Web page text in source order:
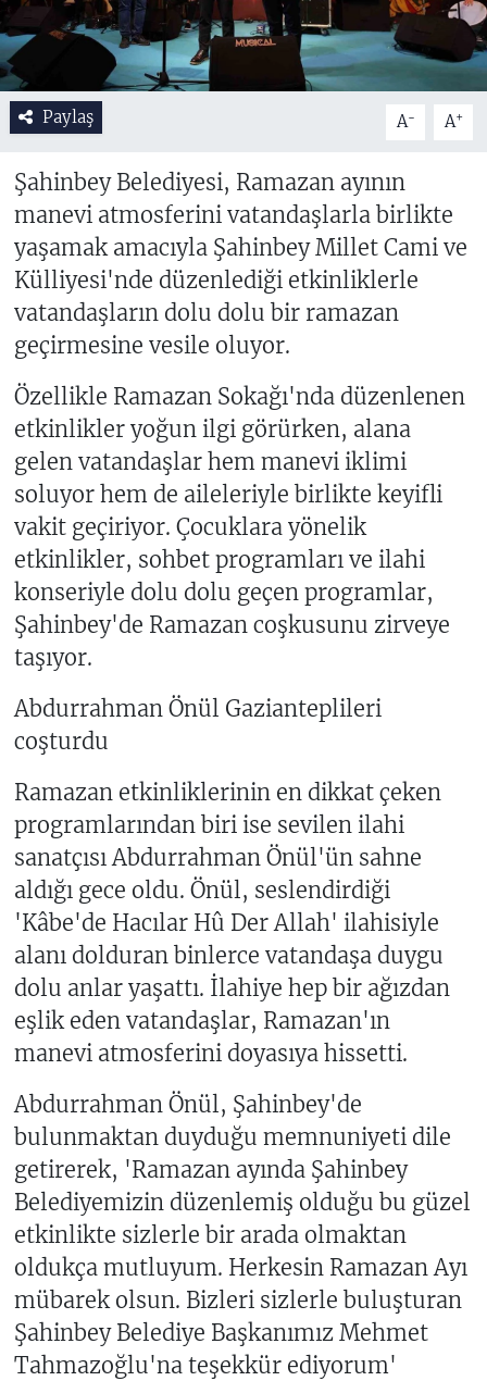
Paylaş A- A+
Şahinbey Belediyesi, Ramazan ayının
manevi atmosferini vatandaşlarla birlikte
yaşamak amacıyla Şahinbey Millet Cami ve
Külliyesi'nde düzenlediği etkinliklerle
vatandaşların dolu dolu bir ramazan
geçirmesine vesile oluyor.
Özellikle Ramazan Sokağı'nda düzenlenen
etkinlikler yoğun ilgi görürken, alana
gelen vatandaşlar hem manevi iklimi
soluyor hem de aileleriyle birlikte keyifli
vakit geçiriyor. Çocuklara yönelik
etkinlikler, sohbet programları ve ilahi
konseriyle dolu dolu geçen programlar,
Şahinbey'de Ramazan coşkusunu zirveye
taşıyor.
Abdurrahman Önül Gazianteplileri
coşturdu
Ramazan etkinliklerinin en dikkat çeken
programlarından biri ise sevilen ilahi
sanatçısı Abdurrahman Önül'ün sahne
aldığı gece oldu. Önül, seslendirdiği
'Kâbe'de Hacılar Hû Der Allah' ilahisiyle
alanı dolduran binlerce vatandaşa duygu
dolu anlar yaşattı. İlahiye hep bir ağızdan
eşlik eden vatandaşlar, Ramazan'ın
manevi atmosferini doyasıya hissetti.
Abdurrahman Önül, Şahinbey'de
bulunmaktan duyduğu memnuniyeti dile
getirerek, 'Ramazan ayında Şahinbey
Belediyemizin düzenlemiş olduğu bu güzel
etkinlikte sizlerle bir arada olmaktan
oldukça mutluyum. Herkesin Ramazan Ayı
mübarek olsun. Bizleri sizlerle buluşturan
Şahinbey Belediye Başkanımız Mehmet
Tahmazoğlu'na teşekkür ediyorum'